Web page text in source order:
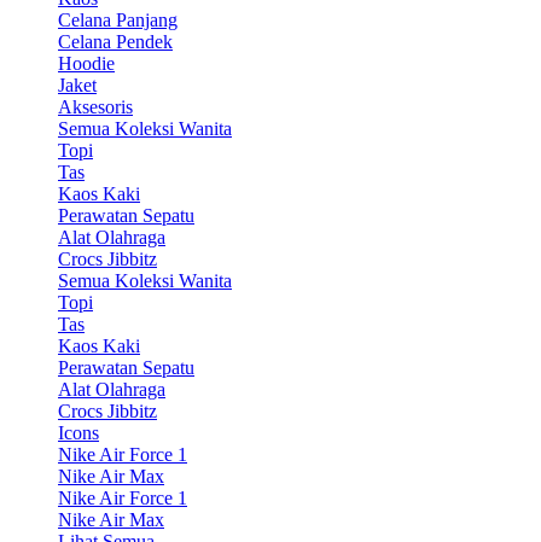
Celana Panjang
Celana Pendek
Hoodie
Jaket
Aksesoris
Semua Koleksi Wanita
Topi
Tas
Kaos Kaki
Perawatan Sepatu
Alat Olahraga
Crocs Jibbitz
Semua Koleksi Wanita
Topi
Tas
Kaos Kaki
Perawatan Sepatu
Alat Olahraga
Crocs Jibbitz
Icons
Nike Air Force 1
Nike Air Max
Nike Air Force 1
Nike Air Max